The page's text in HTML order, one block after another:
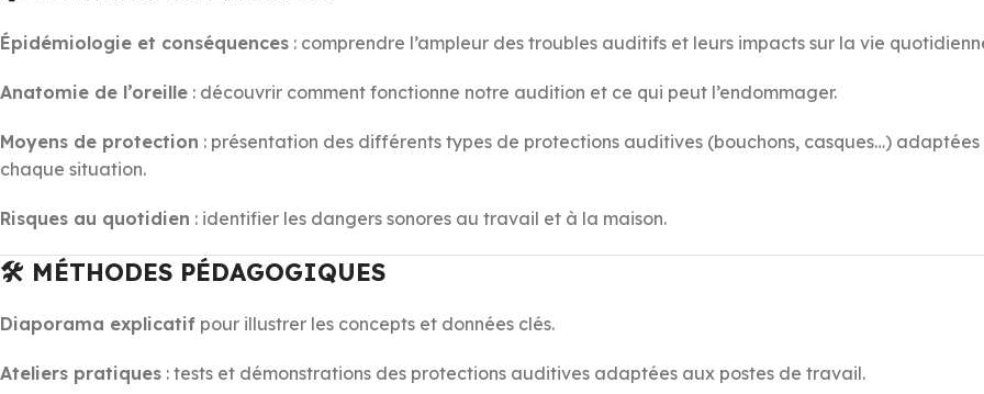
Épidémiologie et conséquences : comprendre l’ampleur des troubles auditifs et leurs impacts sur la vie
Anatomie de l’oreille : découvrir comment fonctionne notre audition et ce qui peut l’endommager.
Moyens de protection : présentation des différents types de protections auditives (bouchons, casques…) adaptées
chaque situation.
Risques au quotidien : identifier les dangers sonores au travail et à la maison.
🛠️ MÉTHODES PÉDAGOGIQUES
Diaporama explicatif pour illustrer les concepts et données clés.
Ateliers pratiques : tests et démonstrations des protections auditives adaptées aux postes de travail.